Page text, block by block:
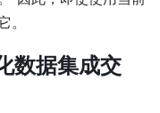
数据集成交